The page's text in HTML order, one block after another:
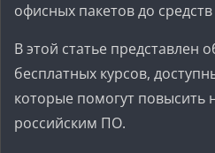
офисных пакетов до
В этой статье представлен
бесплатных курсов,
которые помогут повысить
российским ПО.